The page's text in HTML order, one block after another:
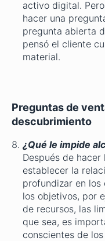
activo digital.
hacer una
pregunta abierta
pensó el cliente
material.
Preguntas de
descubrimiento
¿Qué le impide
Después de
establecer la
profundizar en los
los objetivos, por
de recursos, las
que sea, es
conscientes de